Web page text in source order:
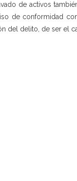
de activos
de conformidad
del delito, de ser el